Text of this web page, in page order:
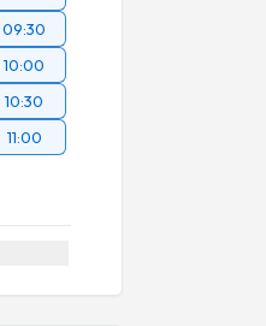
09:30
10:00
10:30
11:00